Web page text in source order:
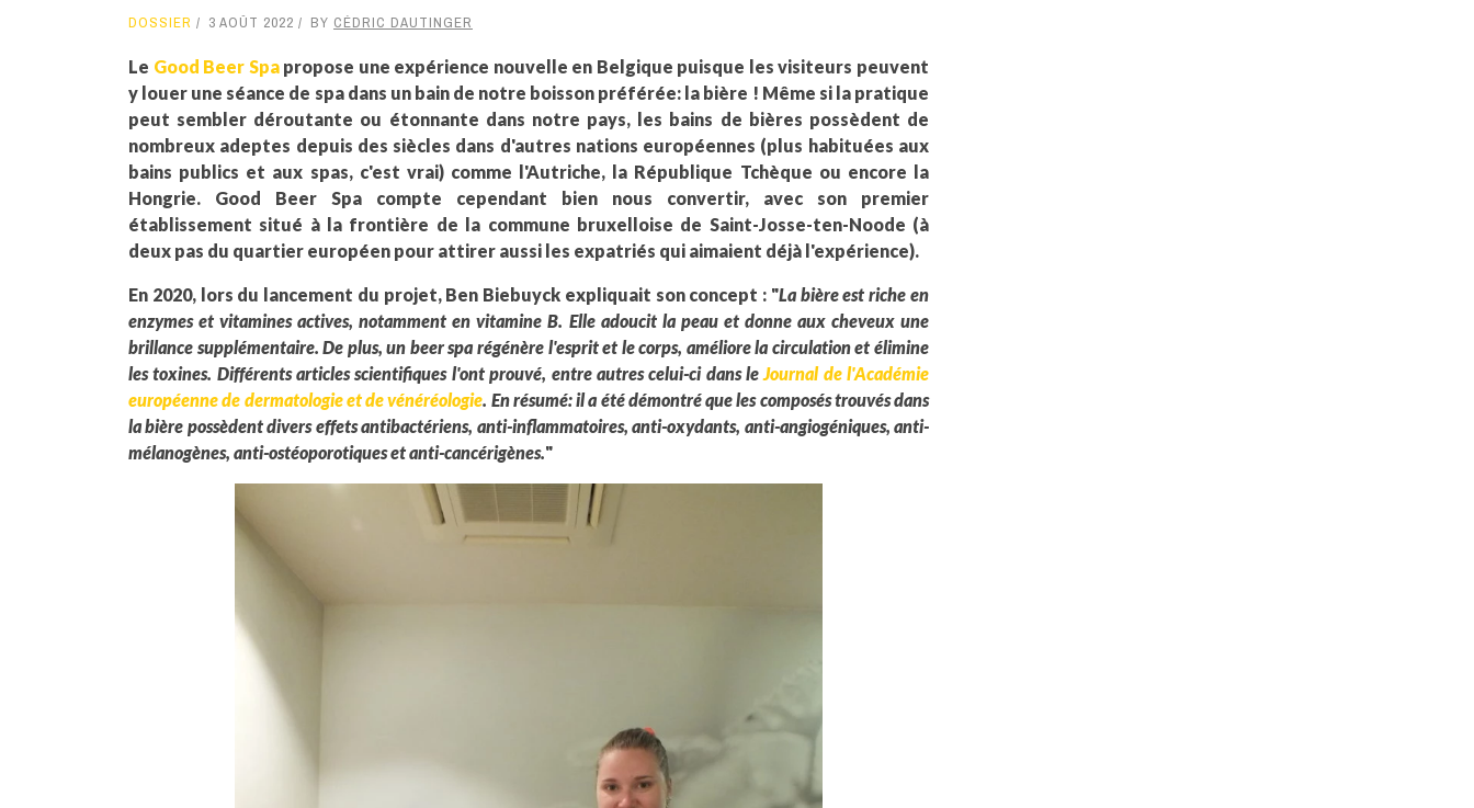
DOSSIER 3 AOÛT 2022 BY CÉDRIC DAUTINGER
Le Good Beer Spapropose une expérience nouvelle en Belgique puisque les visiteurs peuvent
y louer une séance de spa dans un bain de notre boisson préférée: la bière ! Même si la pratique
peut sembler déroutante ou étonnante dans notre pays, les bains de bières possèdent de
nombreux adeptes depuis des siècles dans d'autres nations européennes (plus habituées aux
bains publics et aux spas, c'est vrai) comme l'Autriche, la République Tchèque ou encore la
Hongrie. Good Beer Spa compte cependant bien nous convertir, avec son premier
établissement situé à la frontière de la commune bruxelloise de Saint-Josse-ten-Noode (à
deux pas du quartier européen pour attirer aussi les expatriés qui aimaient déjà l'expérience).
En 2020, lors du lancement du projet, Ben Biebuyck expliquait son concept : "La bière est riche en
enzymes et vitamines actives, notamment en vitamine B. Elle adoucit la peau et donne aux cheveux une
brillance supplémentaire. De plus, un beer spa régénère l'esprit et le corps, améliore la circulation et élimine
les toxines. Différents articles scientifiques l'ont prouvé, entre autres celui-ci dans le Journal de l'Académie
européenne de dermatologie et de vénéréologie. En résumé: il a été démontré que les composés trouvés dans
la bière possèdent divers effets antibactériens, anti-inflammatoires, anti-oxydants, anti-angiogéniques, anti-
mélanogènes, anti-ostéoporotiques et anti-cancérigènes."